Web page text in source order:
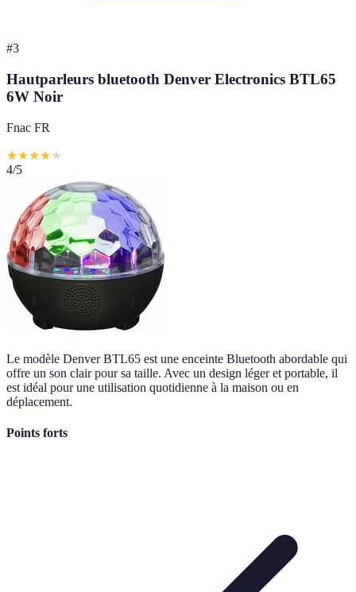
#3
Hautparleurs bluetooth Denver Electronics BTL65
6W Noir
Fnac FR
★★★★★
4/5
Le modèle Denver BTL65 est une enceinte Bluetooth abordable qui
offre un son clair pour sa taille. Avec un design léger et portable, il
est idéal pour une utilisation quotidienne à la maison ou en
déplacement.
Points forts